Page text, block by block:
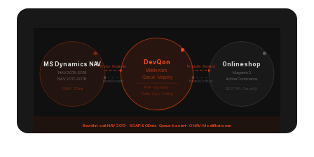
MS Dynamics NAV
NAV 2015–2016
NAV 2017–2018
SOAP · OData
DevQon
Middleware
Queue · Mapping
PHP · Symfony
Delta-Sync · Polling
Onlineshop
Magento 2
Adobe Commerce
REST API · GraphQL
Preise · Bestände
Bestellungen
Produkte · Bestand
Bestellrückfluss
Bewährt seit NAV 2013 · SOAP & OData · Queue-basiert · 0 NAV-Modifikationen